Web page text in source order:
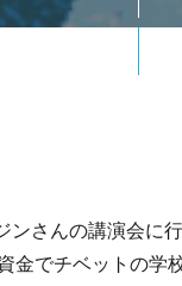
さんの講演会に行
金でチベットの学